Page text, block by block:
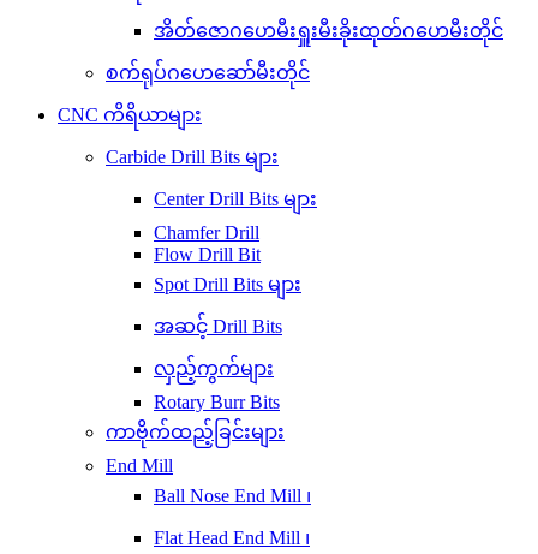
အိတ်ဇောဂဟေမီးရှူးမီးခိုးထုတ်ဂဟေမီးတိုင်
စက်ရုပ်ဂဟေဆော်မီးတိုင်
CNC ကိရိယာများ
Carbide Drill Bits များ
Center Drill Bits များ
Chamfer Drill
Flow Drill Bit
Spot Drill Bits များ
အဆင့် Drill Bits
လှည့်ကွက်များ
Rotary Burr Bits
ကာဗိုက်ထည့်ခြင်းများ
End Mill
Ball Nose End Mill ၊
Flat Head End Mill ၊